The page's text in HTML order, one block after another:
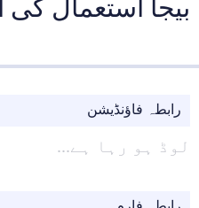
بیجا استعمال کی
رابطہ فاؤنڈیشن
لوڈ ہو رہا ہے...